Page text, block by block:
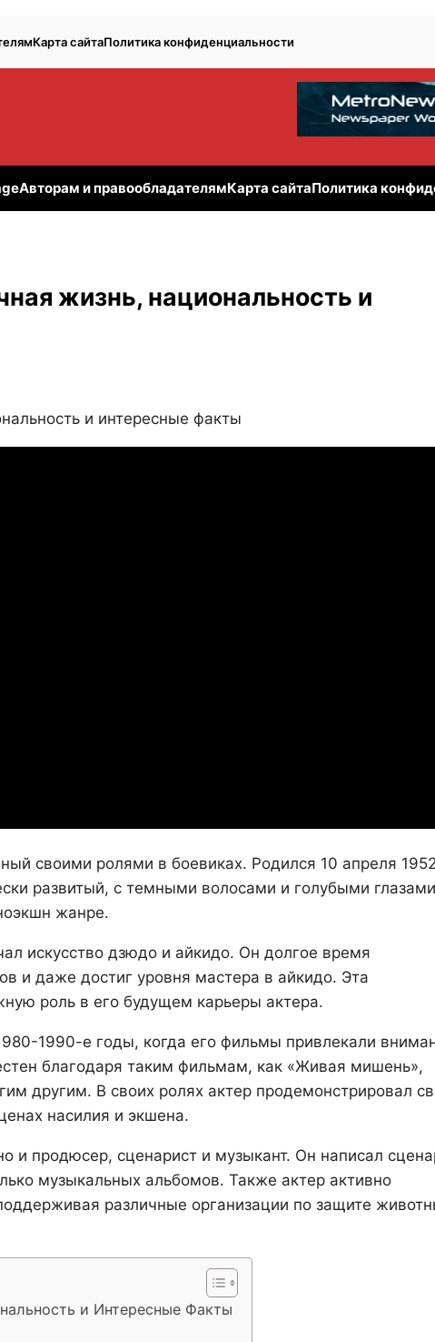
Карта сайтаПолитика конфиденциальности
Авторам и правообладателямКарта сайтаПолитика
жизнь, национальность и
своими ролями в боевиках. Родился 10 апреля 1952
развитый, с темными волосами и голубыми
жанре.
искусство дзюдо и айкидо. Он долгое время
и даже достиг уровня мастера в айкидо. Эта
роль в его будущем карьеры актера.
1990-е годы, когда его фильмы привлекали
благодаря таким фильмам, как «Живая мишень»,
другим. В своих ролях актер продемонстрировал
насилия и экшена.
и продюсер, сценарист и музыкант. Он написал
музыкальных альбомов. Также актер активно
различные организации по защите
и Интересные Факты